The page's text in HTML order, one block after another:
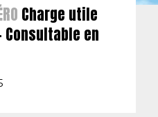
Charge utile
Consultable en